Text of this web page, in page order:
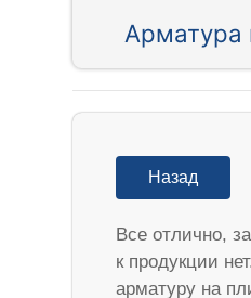
Арматура
Назад
Все отлично,
к продукции
арматуру на